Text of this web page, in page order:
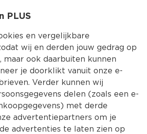
Kies jouw
PLUS
en vergelijkbare
wij en derden jouw gedrag op
maar ook daarbuiten kunnen
je doorklikt vanuit onze e-
Verder kunnen wij
delen (zoals een e-
met derde
advertentiepartners om je
advertenties te laten zien op